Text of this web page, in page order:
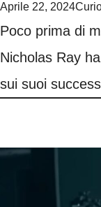
Aprile 22, 2024
Poco prima di
Nicholas Ray
sui suoi